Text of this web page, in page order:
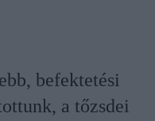
befektetési
a tőzsdei